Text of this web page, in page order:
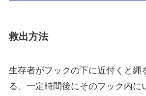
救出方法
生存者がフックの下に近付くと縄
る、一定時間後にそのフック内に